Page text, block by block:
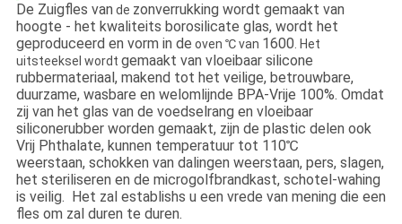
De Zuigfles van de zonverrukking wordt gemaakt van
hoogte - het kwaliteits borosilicate glas, wordt het
geproduceerd en vorm in de oven ℃ van 1600. Het
uitsteeksel wordt gemaakt van vloeibaar silicone
rubbermateriaal, makend tot het veilige, betrouwbare,
duurzame, wasbare en welomlijnde BPA-Vrije 100%. Omdat
zij van het glas van de voedselrang en vloeibaar
siliconerubber worden gemaakt, zijn de plastic delen ook
Vrij Phthalate, kunnen temperatuur tot 110℃
weerstaan, schokken van dalingen weerstaan, pers, slagen,
het steriliseren en de microgolfbrandkast, schotel-wahing
is veilig. Het zal establishs u een vrede van mening die een
fles om zal duren te duren.